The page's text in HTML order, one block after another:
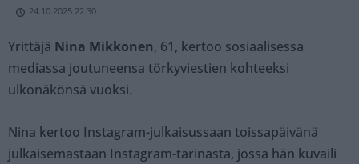
24.10.2025 22.30
Yrittäjä Nina Mikkonen, 61, kertoo sosiaalisessa
mediassa joutuneensa törkyviestien kohteeksi
ulkonäkönsä vuoksi.
Nina kertoo Instagram-julkaisussaan toissapäivänä
julkaisemastaan Instagram-tarinasta, jossa hän kuvaili